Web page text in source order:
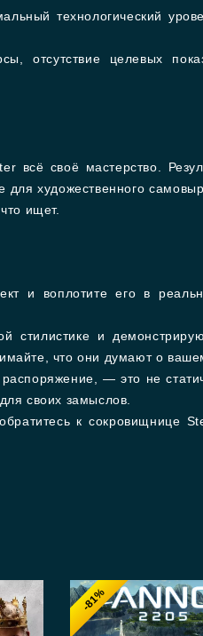
технологический
отсутствие целевых
всё своё мастерство.
для художественного
ищет.
и воплотите его в
стилистике и
что они думают о
— это не
своих замыслов.
к сокровищнице
-81%